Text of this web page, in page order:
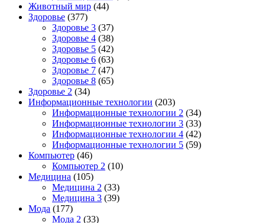
Животный мир (44)
Здоровье (377)
Здоровье 3 (37)
Здоровье 4 (38)
Здоровье 5 (42)
Здоровье 6 (63)
Здоровье 7 (47)
Здоровье 8 (65)
Здоровье 2 (34)
Информационные технологии (203)
Информационные технологии 2 (34)
Информационные технологии 3 (33)
Информационные технологии 4 (42)
Информационные технологии 5 (59)
Компьютер (46)
Компьютер 2 (10)
Медицина (105)
Медицина 2 (33)
Медицина 3 (39)
Мода (177)
Мода 2 (33)